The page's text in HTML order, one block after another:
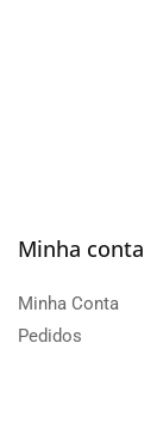
Minha conta
Minha Conta
Pedidos